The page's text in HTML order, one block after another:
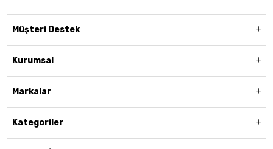
Müşteri Destek
Kurumsal
Markalar
Kategoriler